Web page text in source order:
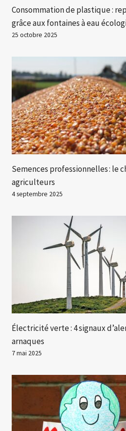
Consommation de plastique :
grâce aux fontaines à eau
25 octobre 2025
Semences professionnelles : le
agriculteurs
4 septembre 2025
Électricité verte : 4 signaux
arnaques
7 mai 2025